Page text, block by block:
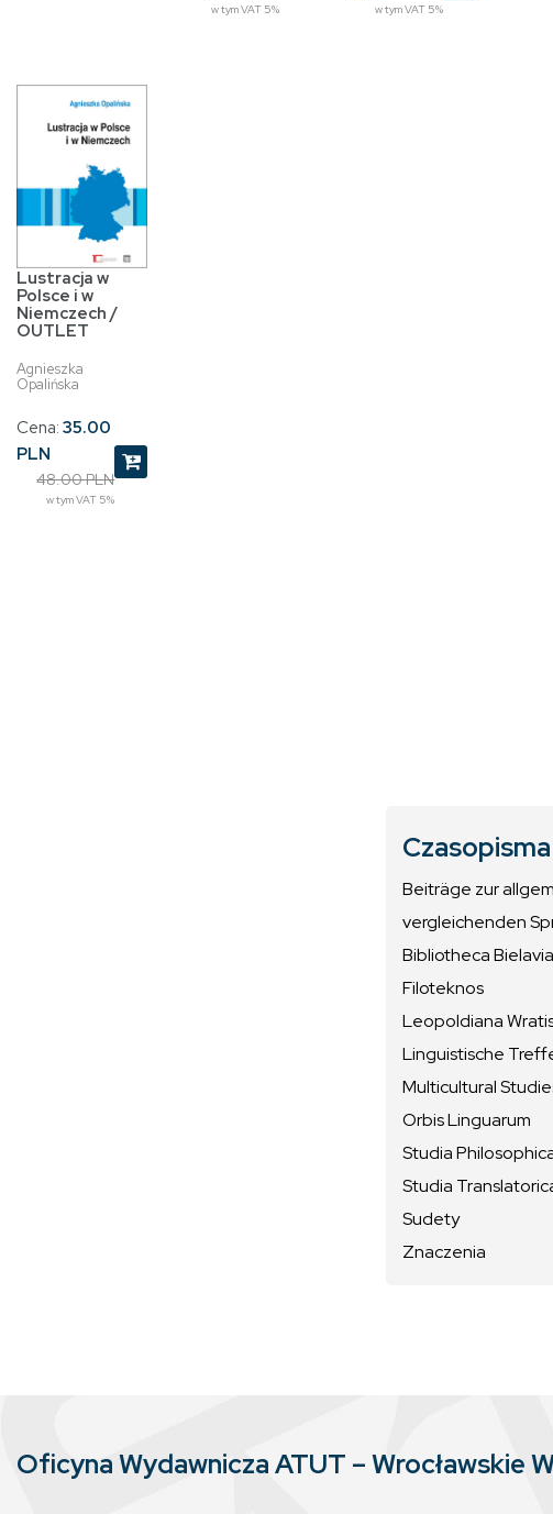
w tym VAT 5% w tym VAT 5%
Lustracja w
Polsce i w
Niemczech /
OUTLET
Agnieszka
Opalińska
Cena: 35.00
PLN
48.00 PLN
w tym VAT 5%
Czasopisma
Beiträge zur
vergleichenden
Bibliotheca
Filoteknos
Leopoldiana
Linguistische
Multicultural
Orbis Linguarum
Studia
Studia
Sudety
Znaczenia
Oficyna Wydawnicza ATUT – Wrocławskie